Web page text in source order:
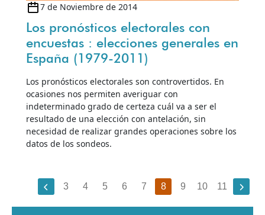
7 de Noviembre de 2014
Los pronósticos electorales con
encuestas : elecciones generales en
España (1979-2011)
Los pronósticos electorales son controvertidos. En
ocasiones nos permiten averiguar con
indeterminado grado de certeza cuál va a ser el
resultado de una elección con antelación, sin
necesidad de realizar grandes operaciones sobre los
datos de los sondeos.
3 4 5 6 7 8 9 10 11